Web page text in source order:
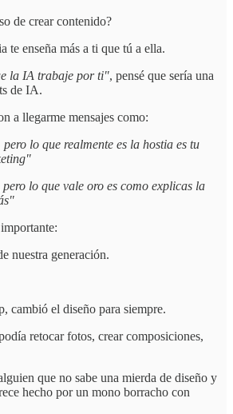
de crear contenido?
te enseña más a ti que tú a ella.
la IA trabaje por ti", pensé que sería una
de IA.
a llegarme mensajes como:
lo que realmente es la hostia es tu
lo que vale oro es como explicas la
nuestra generación.
cambió el diseño para siempre.
retocar fotos, crear composiciones,
que no sabe una mierda de diseño y
hecho por un mono borracho con